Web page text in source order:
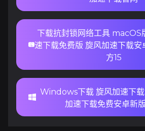
下载抗封锁网络工具 macOS
速下载免费版 旋风加速下载安
方15
Windows下载 旋风加速下
加速下载免费安卓新